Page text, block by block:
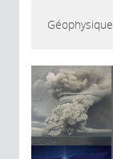
Géophysique